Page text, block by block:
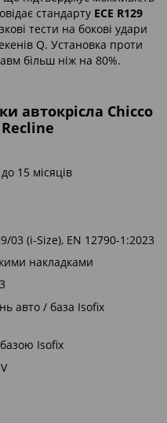
стандарту ECE R129
тести на бокові удари
Q. Установка проти
більш ніж на 80%.
автокрісла Chicco
15 місяців
03 (i-Size), EN 12790-1:2023
накладками
авто / база Isofix
Isofix